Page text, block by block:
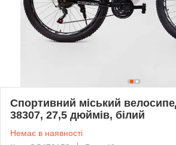
Спортивний міський
38307, 27,5 дюймів, білий
Немає в наявності